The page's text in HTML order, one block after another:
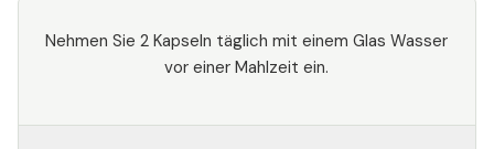
Nehmen Sie 2 Kapseln täglich mit einem Glas Wasser
vor einer Mahlzeit ein.